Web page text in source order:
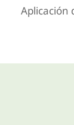
Aplicación